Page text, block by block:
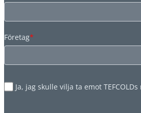
Företag*
Ja, jag skulle vilja ta emot